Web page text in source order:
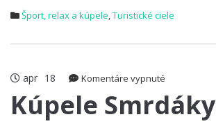
Šport, relax a kúpele,Turistické ciele
apr 18 Komentáre vypnuté
Smrdáky
Kúpele Smrdáky